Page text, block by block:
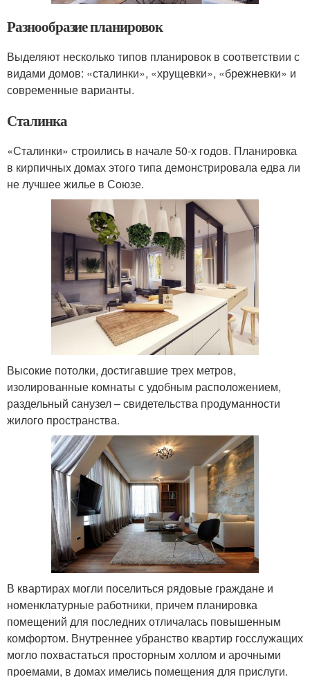
Разнообразие планировок
Выделяют несколько типов планировок в соответствии с
видами домов: «сталинки», «хрущевки», «брежневки» и
современные варианты.
Сталинка
«Сталинки» строились в начале 50-х годов. Планировка
в кирпичных домах этого типа демонстрировала едва ли
не лучшее жилье в Союзе.
Высокие потолки, достигавшие трех метров,
изолированные комнаты с удобным расположением,
раздельный санузел – свидетельства продуманности
жилого пространства.
В квартирах могли поселиться рядовые граждане и
номенклатурные работники, причем планировка
помещений для последних отличалась повышенным
комфортом. Внутреннее убранство квартир госслужащих
могло похвастаться просторным холлом и арочными
проемами, в домах имелись помещения для прислуги.